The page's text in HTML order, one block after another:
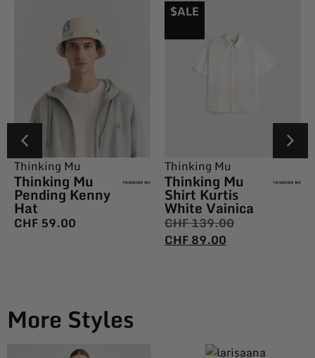
Thinking Mu
Thinking Mu
Pending Kenny
Hat
CHF59.00
$ALE
Thinking Mu
Thinking Mu
Shirt Kurtis
White Vainica
CHF139.00
CHF89.00
More Styles